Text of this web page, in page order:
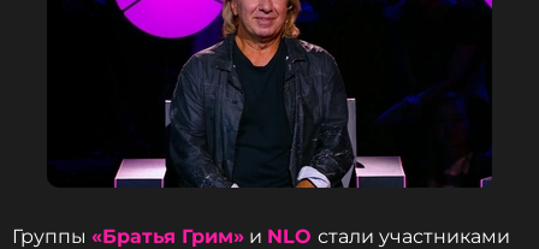
Группы «Братья Грим» и NLO стали участниками